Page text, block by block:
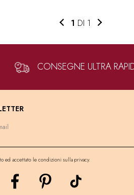
1 DI 1
CONSEGNE ULTRA
ed accettato le condizioni sulla privacy.